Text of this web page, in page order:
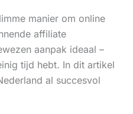
manier om online
affiliate
aanpak ideaal –
tijd hebt. In dit artikel
al succesvol